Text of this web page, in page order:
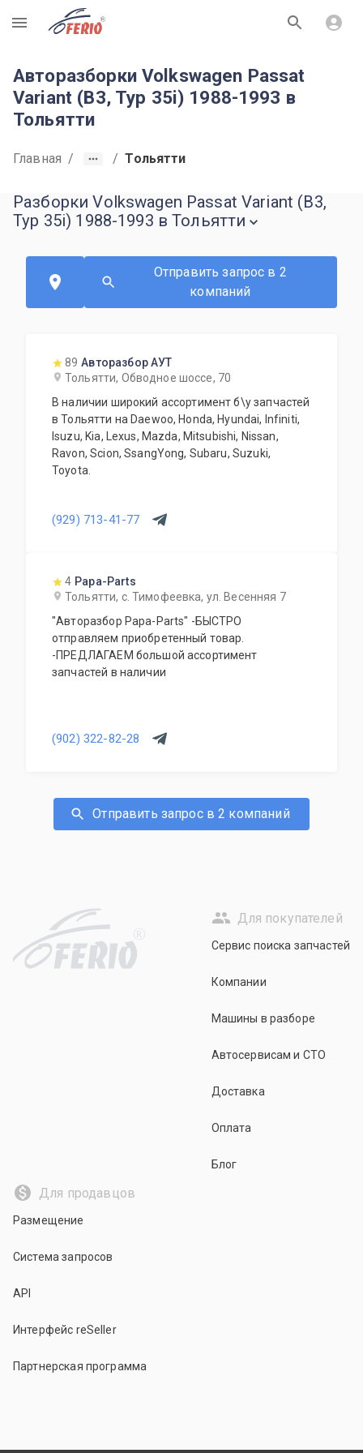
R
Авторазборки Volkswagen Passat
Variant (B3, Typ 35i) 1988-1993 в
Тольятти
Главная / / Тольятти
Разборки Volkswagen Passat Variant (B3,
Typ 35i) 1988-1993 в Тольятти
Отправить запрос в 2
компаний
89 Авторазбор АУТ
Тольятти, Обводное шоссе, 70
В наличии широкий ассортимент б\у запчастей
в Тольятти на Daewoo, Honda, Hyundai, Infiniti,
Isuzu, Kia, Lexus, Mazda, Mitsubishi, Nissan,
Ravon, Scion, SsangYong, Subaru, Suzuki,
Toyota.
(929) 713-41-77
4 Papa-Parts
Тольятти, с. Тимофеевка, ул. Весенняя 7
"Авторазбор Papa-Parts" -БЫСТРО
отправляем приобретенный товар.
-ПРЕДЛАГАЕМ большой ассортимент
запчастей в наличии
(902) 322-82-28
Отправить запрос в 2 компаний
R
Для покупателей
Сервис поиска запчастей
Компании
Машины в разборе
Автосервисам и СТО
Доставка
Оплата
Блог
Для продавцов
Размещение
Система запросов
API
Интерфейс reSeller
Партнерская программа